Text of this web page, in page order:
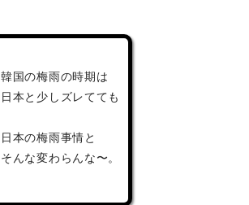
韓国の梅雨の時期は
日本と少しズレてても
日本の梅雨事情と
そんな変わらんな〜。